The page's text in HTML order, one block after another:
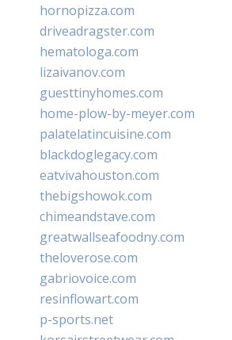
hornopizza.com
driveadragster.com
hematologa.com
lizaivanov.com
guesttinyhomes.com
home-plow-by-meyer.com
palatelatincuisine.com
blackdoglegacy.com
eatvivahouston.com
thebigshowok.com
chimeandstave.com
greatwallseafoodny.com
theloverose.com
gabriovoice.com
resinflowart.com
p-sports.net